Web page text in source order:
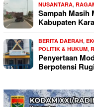
NUSANTARA,
Sampah Masih
Kabupaten
BERITA DAERAH,
POLITIK & HUKUM,
Penyertaan
Berpotensi